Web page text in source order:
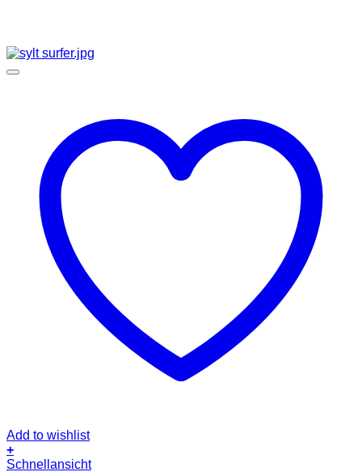
Add to wishlist
+
Schnellansicht